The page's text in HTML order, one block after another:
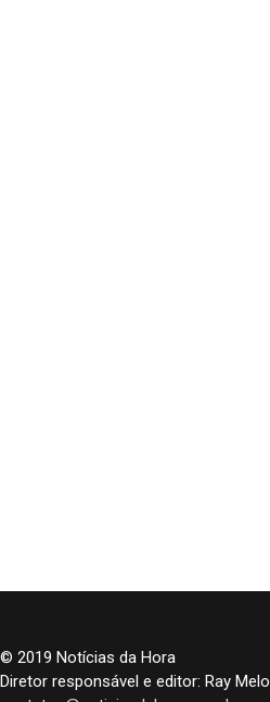
© 2019 Notícias da Hora
Diretor responsável e editor: Ray Melo